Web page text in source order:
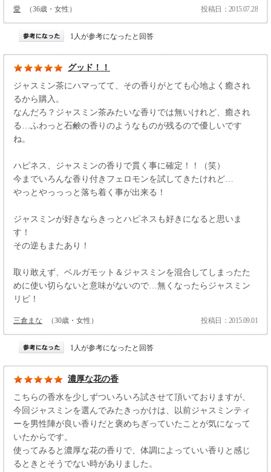
愛 （36歳・女性） 投稿日：2015.07.28
1人が参考になったと回答
グッド！！
ジャスミン茶にハマってて、その香りがとても心地よく癒され
るから購入。
なんだろ？ジャスミン茶みたいな香りでは無いけれど、癒され
る…ふわっと石鹸の香りのようなものが残るので優しいです
ね。
ハピネス、ジャスミンの香りで貫く事に確定！！（笑）
今までいろんな香り付きフェロモンを試してきたけれど…
やっとやっっっと落ち着く事が出来る！
ジャスミンが好きならきっとハピネスも好きになると思いま
す！
その逆もまたあり！
取り敢えず、ベルガモット＆ジャスミンを混合してしまったた
めに使い切らないと意味がないので…無くなったらジャスミン
リピ！
三倉まな （30歳・女性） 投稿日：2015.09.01
1人が参考になったと回答
濃厚な花の香
こちらの香水を少しずついろいろ試させて頂いておりますが、
今回ジャスミンを選んでみたきっかけは、以前ジャスミンティ
ーを男性陣が良い香りだと褒めちぎっていたことが気になって
いたからです。
使ってみると濃厚な花の香りで、体調によっていい香りと感じ
るときとそうでない時がありました。